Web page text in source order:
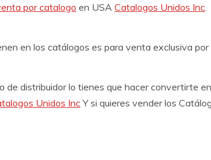
por catalogo en USA Catalogos Unidos Inc
en los catálogos es para venta exclusiva por
de distribuidor lo tienes que hacer convertirte
Unidos IncY si quieres vender los